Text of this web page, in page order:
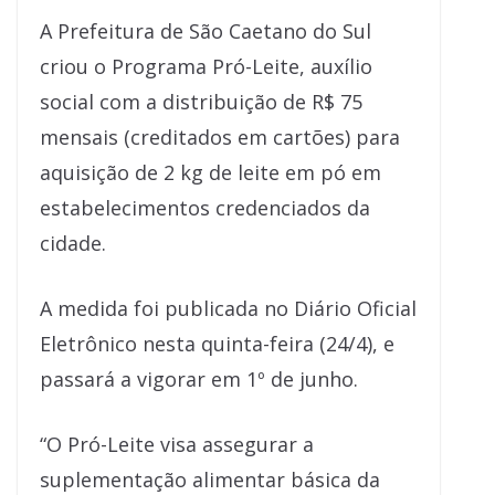
A Prefeitura de São Caetano do Sul
criou o Programa Pró-Leite, auxílio
social com a distribuição de R$ 75
mensais (creditados em cartões) para
aquisição de 2 kg de leite em pó em
estabelecimentos credenciados da
cidade.
A medida foi publicada no Diário Oficial
Eletrônico nesta quinta-feira (24/4), e
passará a vigorar em 1º de junho.
“O Pró-Leite visa assegurar a
suplementação alimentar básica da